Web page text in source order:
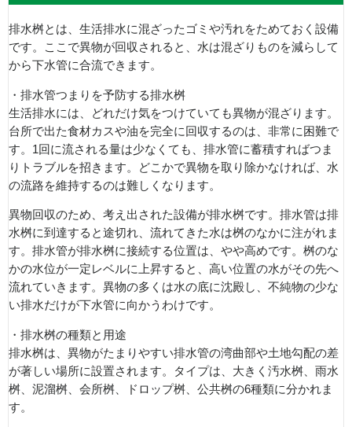
排水桝とは、生活排水に混ざったゴミや汚れをためておく設備
です。ここで異物が回収されると、水は混ざりものを減らして
から下水管に合流できます。
・排水管つまりを予防する排水桝
生活排水には、どれだけ気をつけていても異物が混ざります。
台所で出た食材カスや油を完全に回収するのは、非常に困難で
す。1回に流される量は少なくても、排水管に蓄積すればつま
りトラブルを招きます。どこかで異物を取り除かなければ、水
の流路を維持するのは難しくなります。
異物回収のため、考え出された設備が排水桝です。排水管は排
水桝に到達すると途切れ、流れてきた水は桝のなかに注がれま
す。排水管が排水桝に接続する位置は、やや高めです。桝のな
かの水位が一定レベルに上昇すると、高い位置の水がその先へ
流れていきます。異物の多くは水の底に沈殿し、不純物の少な
い排水だけが下水管に向かうわけです。
・排水桝の種類と用途
排水桝は、異物がたまりやすい排水管の湾曲部や土地勾配の差
が著しい場所に設置されます。タイプは、大きく汚水桝、雨水
桝、泥溜桝、会所桝、ドロップ桝、公共桝の6種類に分かれま
す。